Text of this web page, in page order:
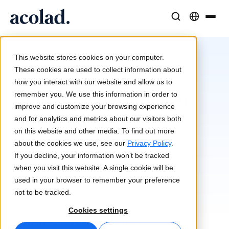
This website stores cookies on your computer.
These cookies are used to collect information about
how you interact with our website and allow us to
remember you. We use this information in order to
improve and customize your browsing experience
and for analytics and metrics about our visitors both
on this website and other media. To find out more
about the cookies we use, see our Privacy Policy.
If you decline, your information won’t be tracked
when you visit this website. A single cookie will be
used in your browser to remember your preference
not to be tracked.
Cookies settings
Oversættelse
AI-hastighed, menneskelig præcision
Tolkning
Problemfri kommunikation overalt
Medier og underholdning
Bring historier til alle skærme
Konsulent- og outsourcingtjenester
Lia Translate
Øjeblikkelige oversættelser på linje med dit brand
Forbindelse
Workflow-integration gjort enkel
Oversættelse af tale i realtid
Kvalitetskontroller drevet af AI
Kundecases
Reelle resultater hos vores kunder
Artikler
Ekspertindsigter i globalt indhold
E-bøger
Indgående guider og strategier
Webinarer on demand
Om Acolad
Bæredygtighed
Partnere
Nyheder
Vilkår og betingelser
for brug af
hjemmeside
Dato for seneste opdatering: Den 12. februar
2024
Hjemmesidens udgiver